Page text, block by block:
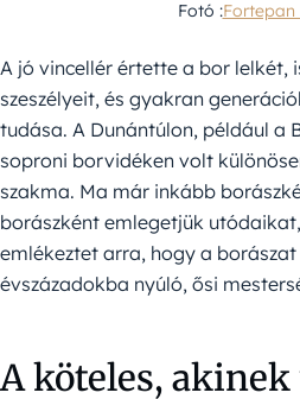
Fotó :Fortepan
A jó vincellér értette a bor lelkét,
szeszélyeit, és gyakran
tudása. A Dunántúlon, például a
soproni borvidéken volt
szakma. Ma már inkább
borászként emlegetjük
emlékeztet arra, hogy a borászat
évszázadokba nyúló, ősi
A köteles,